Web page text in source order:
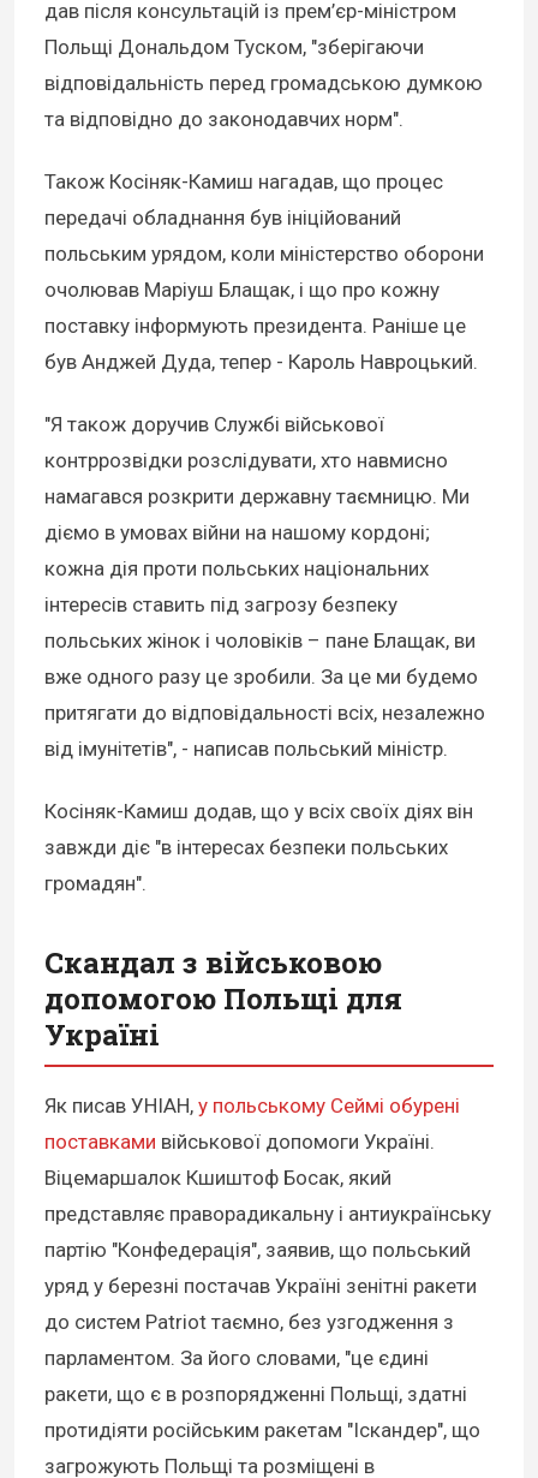
дав після консультацій із прем’єр-міністром
Польщі Дональдом Туском, "зберігаючи
відповідальність перед громадською думкою
та відповідно до законодавчих норм".
Також Косіняк-Камиш нагадав, що процес
передачі обладнання був ініційований
польським урядом, коли міністерство оборони
очолював Маріуш Блащак, і що про кожну
поставку інформують президента. Раніше це
був Анджей Дуда, тепер - Кароль Навроцький.
"Я також доручив Службі військової
контррозвідки розслідувати, хто навмисно
намагався розкрити державну таємницю. Ми
діємо в умовах війни на нашому кордоні;
кожна дія проти польських національних
інтересів ставить під загрозу безпеку
польських жінок і чоловіків – пане Блащак, ви
вже одного разу це зробили. За це ми будемо
притягати до відповідальності всіх, незалежно
від імунітетів", - написав польський міністр.
Косіняк-Камиш додав, що у всіх своїх діях він
завжди діє "в інтересах безпеки польських
громадян".
Скандал з військовою
допомогою Польщі для
Україні
Як писав УНІАН, у польському Сеймі обурені
поставками військової допомоги Україні.
Віцемаршалок Кшиштоф Босак, який
представляє праворадикальну і антиукраїнську
партію "Конфедерація", заявив, що польський
уряд у березні постачав Україні зенітні ракети
до систем Patriot таємно, без узгодження з
парламентом. За його словами, "це єдині
ракети, що є в розпорядженні Польщі, здатні
протидіяти російським ракетам "Іскандер", що
загрожують Польщі та розміщені в